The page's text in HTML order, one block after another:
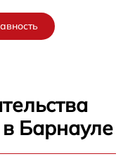
Барнауле